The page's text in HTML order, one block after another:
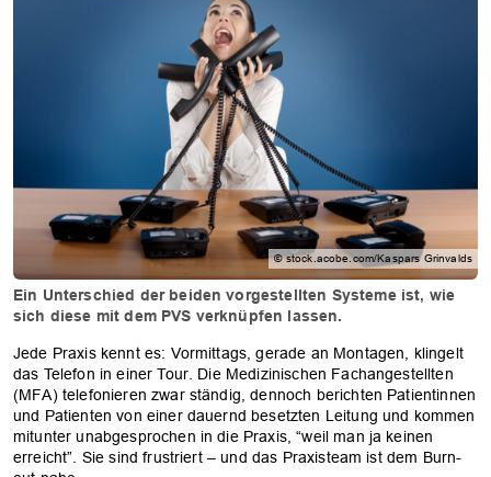
© stock.acobe.com/Kaspars Grinvalds
Ein Unterschied der beiden vorgestellten Systeme ist, wie
sich diese mit dem PVS verknüpfen lassen.
Jede Praxis kennt es: Vormittags, gerade an Montagen, klingelt
das Telefon in einer Tour. Die Medizinischen Fachangestellten
(MFA) telefonieren zwar ständig, dennoch berichten Patientinnen
und Patienten von einer dauernd besetzten Leitung und kommen
mitunter unabgesprochen in die Praxis, “weil man ja keinen
erreicht”. Sie sind frustriert – und das Praxisteam ist dem Burn-